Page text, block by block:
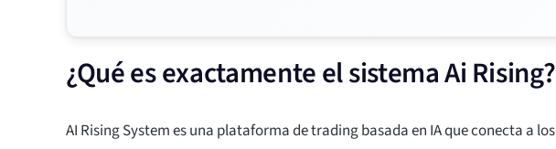
¿Qué es exactamente el sistema Ai Rising?
AI Rising System es una plataforma de trading basada en IA que conecta a los